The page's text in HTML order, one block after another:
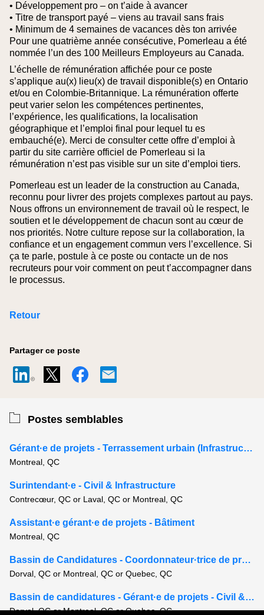
• Développement pro – on t’aide à avancer
• Titre de transport payé – viens au travail sans frais
• Minimum de 4 semaines de vacances dès ton arrivée
Pour une quatrième année consécutive, Pomerleau a été
nommée l’un des 100 Meilleurs Employeurs au Canada.
L’échelle de rémunération affichée pour ce poste
s’applique au(x) lieu(x) de travail disponible(s) en Ontario
et/ou en Colombie‑Britannique. La rémunération offerte
peut varier selon les compétences pertinentes,
l’expérience, les qualifications, la localisation
géographique et l’emploi final pour lequel tu es
embauché(e). Merci de consulter cette offre d’emploi à
partir du site carrière officiel de Pomerleau si la
rémunération n’est pas visible sur un site d’emploi tiers.
Pomerleau est un leader de la construction au Canada,
reconnu pour livrer des projets complexes partout au pays.
Nous offrons un environnement de travail où le respect, le
soutien et le développement de chacun sont au cœur de
nos priorités. Notre culture repose sur la collaboration, la
confiance et un engagement commun vers l’excellence. Si
ça te parle, postule à ce poste ou contacte un de nos
recruteurs pour voir comment on peut t’accompagner dans
le processus.
Retour
Partager ce poste
Postes semblables
Gérant·e de projets - Terrassement urbain (Infrastructure)
Montreal, QC
Surintendant·e - Civil & Infrastructure
Contrecœur, QC or Laval, QC or Montreal, QC
Assistant·e gérant·e de projets - Bâtiment
Montreal, QC
Bassin de Candidatures - Coordonnateur·trice de projets - Civil & Infrastructure
Dorval, QC or Montreal, QC or Quebec, QC
Bassin de candidatures - Gérant·e de projets - Civil & Infrastructure
Dorval, QC or Montreal, QC or Quebec, QC